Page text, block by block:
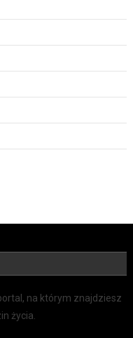
na którym znajdziesz
życia.